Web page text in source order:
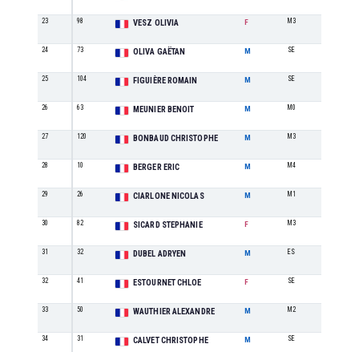
23 98 VESZ OLIVIA F M3
24 73 OLIVA GAËTAN M SE
25 104 FIGUIÈRE ROMAIN M SE
26 63 MEUNIER BENOIT M M0
27 120 BONBAUD CHRISTOPHE M M3
28 10 BERGER ERIC M M4
29 26 CIARLONE NICOLAS M M1
30 82 SICARD STEPHANIE F M3
31 32 DUBEL ADRYEN M ES
32 41 ESTOURNET CHLOE F SE
33 50 WAUTHIER ALEXANDRE M M2
34 31 CALVET CHRISTOPHE M SE